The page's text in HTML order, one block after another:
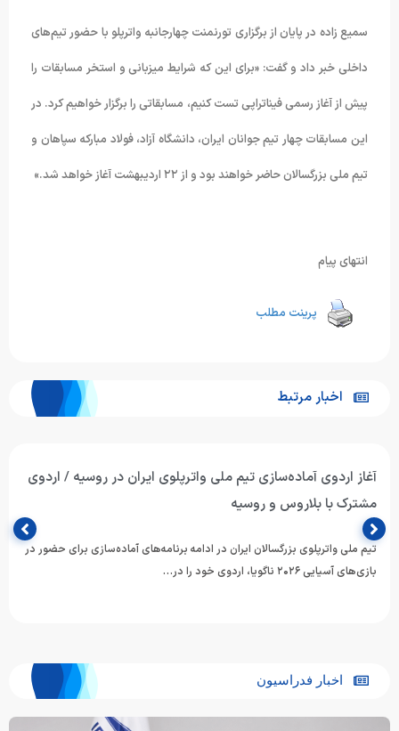
سمیع زاده در پایان از برگزاری تورنمنت چهارجانبه واترپلو با حضور تیم‌های
داخلی خبر داد و گفت: «برای این که شرایط میزبانی و استخر مسابقات را
پیش از آغاز رسمی فیناتراپی تست کنیم، مسابقاتی را برگزار خواهیم کرد. در
این مسابقات چهار تیم جوانان ایران، دانشگاه آزاد، فولاد مبارکه سپاهان و
تیم ملی بزرگسالان حاضر خواهند بود و از ۲۲ اردیبهشت آغاز خواهد شد.»
انتهای پیام
پرینت مطلب
اخبار مرتبط
آغاز اردوی آماده‌سازی تیم ملی واترپلوی ایران در روسیه / اردوی
مشترک با بلاروس و روسیه
تیم ملی واترپلوی بزرگسالان ایران در ادامه برنامه‌های آماده‌سازی برای حضور در
بازی‌های آسیایی ۲۰۲۶ ناگویا، اردوی خود را در…
اخبار فدراسیون